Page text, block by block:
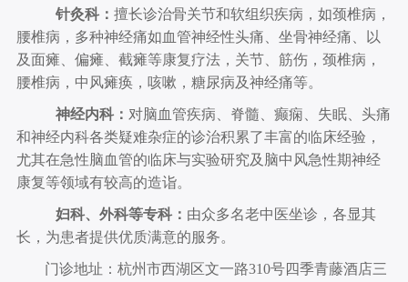
针灸科： 擅长诊治骨关节和软组织疾病，如颈椎病，
腰椎病，多种神经痛如血管神经性头痛、坐骨神经痛、以
及面瘫、偏瘫、截瘫等康复疗法，关节、筋伤，颈椎病，
腰椎病，中风瘫痪，咳嗽，糖尿病及神经痛等。
神经内科： 对脑血管疾病、脊髓、癫痫、失眠、头痛
和神经内科各类疑难杂症的诊治积累了丰富的临床经验，
尤其在急性脑血管的临床与实验研究及脑中风急性期神经
康复等领域有较高的造诣。
妇科、外科等专科： 由众多名老中医坐诊，各显其
长，为患者提供优质满意的服务。
门诊地址：杭州市西湖区文一路310号四季青藤酒店三